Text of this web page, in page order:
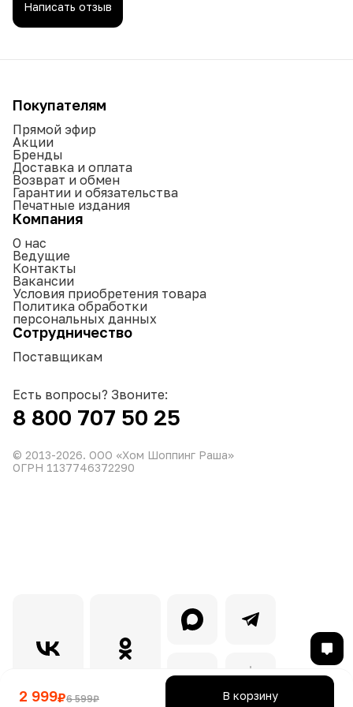
2 999₽6 599₽ В корзину
Написать отзыв
Покупателям
Прямой эфир
Акции
Бренды
Доставка и оплата
Возврат и обмен
Гарантии и обязательства
Печатные издания
Компания
О нас
Ведущие
Контакты
Вакансии
Условия приобретения товара
Политика обработки
персональных данных
Сотрудничество
Поставщикам
Есть вопросы? Звоните:
8 800 707 50 25
© 2013-2026. ООО «Хом Шоппинг Раша»
ОГРН 1137746372290